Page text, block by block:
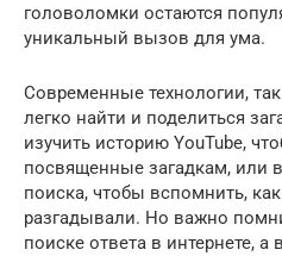
головоломки остаются
уникальный вызов для ума.
Современные технологии,
легко найти и поделиться
изучить историю YouTube,
посвященные загадкам, или
поиска, чтобы вспомнить,
разгадывали. Но важно
поиске ответа в интернете, а